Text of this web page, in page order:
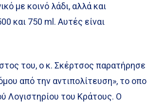
με κοινό λάδι, αλλά και
και 750 ml. Αυτές είναι
του, ο κ. Σκέρτσος παρατήρησε
από την αντιπολίτευση», το
Λογιστηρίου του Κράτους. Ο